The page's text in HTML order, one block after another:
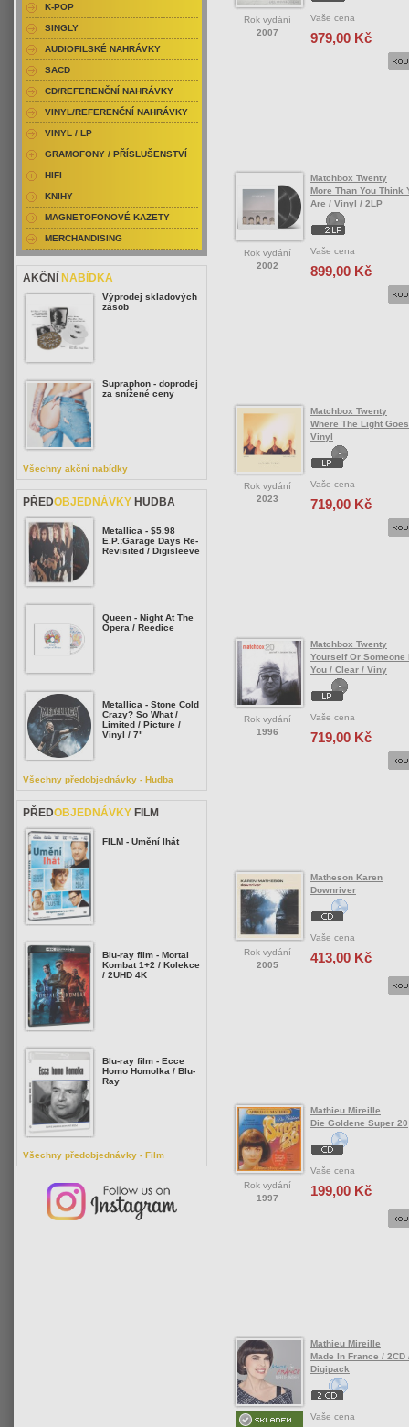
Rok vydání
2007
Vaše cena
979,00 Kč
Rok vydání
2002
Matchbox Twenty
More Than You Think
Are / Vinyl / 2LP
Vaše cena
899,00 Kč
Rok vydání
2023
Matchbox Twenty
Where The Light
Vinyl
Vaše cena
719,00 Kč
Rok vydání
1996
Matchbox Twenty
Yourself Or Someone
You / Clear / Viny
Vaše cena
719,00 Kč
Rok vydání
2005
Matheson Karen
Downriver
Vaše cena
413,00 Kč
Rok vydání
1997
Mathieu Mireille
Die Goldene Super 20
Vaše cena
199,00 Kč
Mathieu Mireille
Made In France / 2CD
Digipack
Vaše cena
K-POP
SINGLY
AUDIOFILSKÉ NAHRÁVKY
SACD
CD/REFERENČNÍ NAHRÁVKY
VINYL/REFERENČNÍ NAHRÁVKY
VINYL / LP
GRAMOFONY / PŘÍSLUŠENSTVÍ
HIFI
KNIHY
MAGNETOFONOVÉ KAZETY
MERCHANDISING
AKČNÍ NABÍDKA
Výprodej skladových
zásob
Supraphon - doprodej
za snížené ceny
Všechny akční nabídky
PŘEDOBJEDNÁVKY HUDBA
Metallica - $5.98
E.P.:Garage Days Re-
Revisited / Digisleeve
Queen - Night At The
Opera / Reedice
Metallica - Stone Cold
Crazy? So What /
Limited / Picture /
Vinyl / 7"
Všechny předobjednávky - Hudba
PŘEDOBJEDNÁVKY FILM
FILM - Umění lhát
Blu-ray film - Mortal
Kombat 1+2 / Kolekce
/ 2UHD 4K
Blu-ray film - Ecce
Homo Homolka / Blu-
Ray
Všechny předobjednávky - Film